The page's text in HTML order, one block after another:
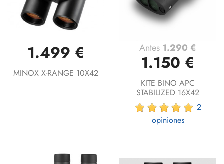
1.499 €
MINOX X-RANGE 10X42
Antes1.290 €
1.150 €
KITE BINO APC
STABILIZED 16X42
2
opiniones